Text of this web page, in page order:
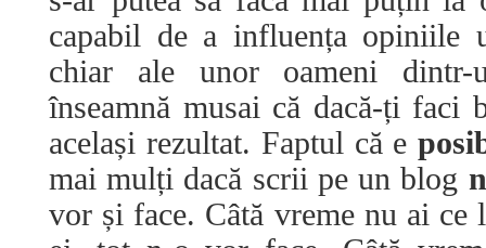
capabil de a influența opiniile
chiar ale unor oameni
înseamnă musai că dacă-ți
același rezultat. Faptul că e
mai mulți dacă scrii pe un blog
vor și face. Câtă vreme nu ai ce